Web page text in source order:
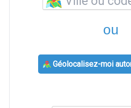
ou
Géolocalisez-moi